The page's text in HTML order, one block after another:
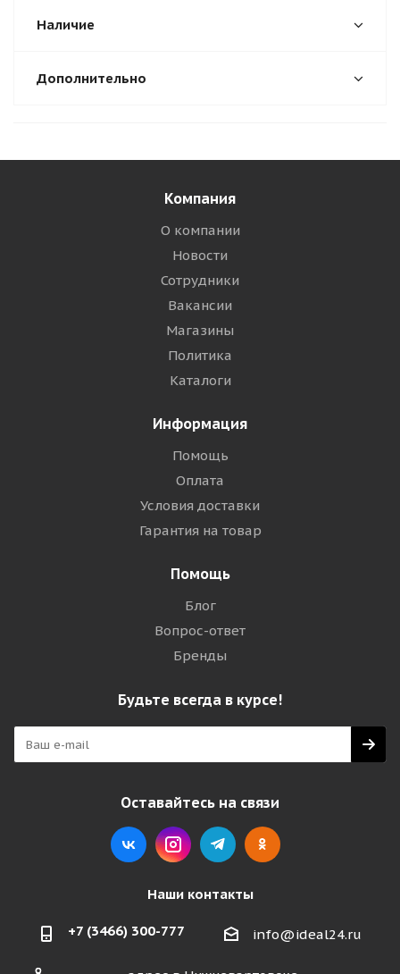
Наличие
Дополнительно
Компания
О компании
Новости
Сотрудники
Вакансии
Магазины
Политика
Каталоги
Информация
Помощь
Оплата
Условия доставки
Гарантия на товар
Помощь
Блог
Вопрос-ответ
Бренды
Будьте всегда в курсе!
Оставайтесь на связи
Наши контакты
+7 (3466) 300-777 info@ideal24.ru